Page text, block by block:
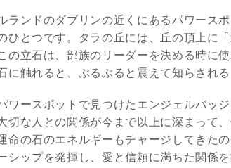
ランドのダブリンの近くにあるパワース
ひとつです。タラの丘には、丘の頂上に
の立石は、部族のリーダーを決める時に
に触れると、ぶるぶると震えて知らされ
ワースポットで見つけたエンジェルバッ
切な人との関係が今まで以上に深まって
命の石のエネルギーもチャージしてきた
シップを発揮し、愛と信頼に満ちた関係